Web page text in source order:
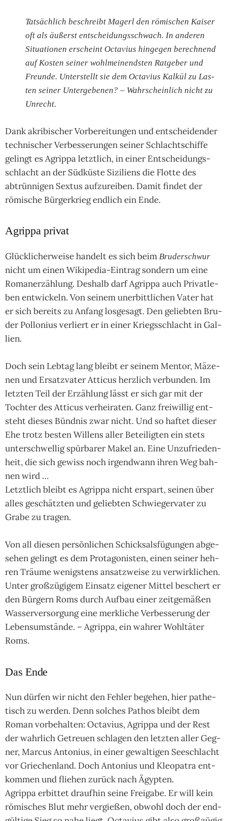
Tatsäch­lich beschreibt Magerl den römi­schen Kai­ser
oft als äußerst ent­schei­dungs­schwach. In ande­ren
Situ­atio­nen erscheint Octa­vius hin­ge­gen berech­nend
auf Kos­ten sei­ner wohl­mei­nend­sten Rat­ge­ber und
Freunde. Unter­stellt sie dem Octa­vius Kal­kül zu Las­
ten seiner Unter­gebe­nen? – Wahr­schein­lich nicht zu
Unrecht.
Dank akribi­scher Vor­berei­tun­gen und ent­schei­den­der
tech­ni­scher Ver­bes­serun­gen sei­ner Schlacht­schiffe
gelingt es Agrippa letzt­lich, in einer Ent­schei­dungs­
schlacht an der Süd­küste Sizi­liens die Flotte des
abtrün­ni­gen Sex­tus auf­zurei­ben. Damit fin­det der
römi­sche Bür­ger­krieg end­lich ein Ende.
Agrippa privat
Glücklicher­weise han­delt es sich beim Bruderschwur
nicht um einen Wiki­pedia-Ein­trag son­dern um eine
Roman­erzäh­lung. Des­halb darf Agrippa auch Pri­vat­le­
ben ent­wickeln. Von sei­nem uner­bitt­li­chen Vater hat
er sich bereits zu Anfang los­gesagt. Den gelieb­ten Bru­
der Pollo­nius ver­liert er in einer Kriegs­schlacht in Gal­
lien.
Doch sein Lebtag lang bleibt er sei­nem Men­tor, Mäze­
nen und Ersatz­vater Atti­cus herz­lich ver­bun­den. Im
letz­ten Teil der Erzäh­lung lässt er sich gar mit der
Toch­ter des Atti­cus verhei­raten. Ganz frei­wil­lig ent­
steht die­ses Bünd­nis zwar nicht. Und so haf­tet die­ser
Ehe trotz bes­ten Wil­lens aller Betei­lig­ten ein stets
unter­schwel­lig spür­ba­rer Makel an. Eine Unzu­frie­den­
heit, die sich gewiss noch irgend­wann ihren Weg bah­
nen wird …
Letzt­lich bleibt es Agrippa nicht erspart, sei­nen über
alles geschätz­ten und gelieb­ten Schwie­ger­va­ter zu
Grabe zu tra­gen.
Von all diesen persön­li­chen Schick­sals­fügun­gen abge­
se­hen gelingt es dem Pro­tago­nis­ten, einen sei­ner heh­
ren Träu­me wenigs­tens ansatz­weise zu ver­wirkli­chen.
Unter groß­zügi­gem Ein­satz eige­ner Mit­tel beschert er
den Bür­gern Roms durch Auf­bau einer zeit­gemä­ßen
Was­ser­ver­sor­gung eine merk­li­che Ver­bes­se­rung der
Lebens­um­stände. – Agrippa, ein wah­rer Wohl­tä­ter
Roms.
Das Ende
Nun dürfen wir nicht den Feh­ler bege­hen, hier pathe­
tisch zu wer­den. Denn sol­ches Pathos bleibt dem
Roman vor­behal­ten: Octa­vius, Agrippa und der Rest
der wahr­lich Getreuen schla­gen den letzten aller Geg­
ner, Mar­cus Anto­nius, in einer gewal­ti­gen See­schlacht
vor Grie­chen­land. Doch Anto­nius und Kleo­pa­tra ent­
kom­men und flie­hen zurück nach Ägyp­ten.
Agrippa erbit­tet drauf­hin seine Frei­gabe. Er will kein
römi­sches Blut mehr ver­gie­ßen, obwohl doch der end­